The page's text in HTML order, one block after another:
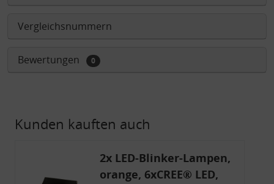
Vergleichsnummern
Bewertungen 0
Kunden kauften auch
2x LED-Blinker-Lampen,
orange, 6xCREE® LED,